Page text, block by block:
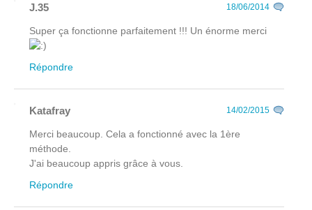
J.35 18/06/2014
Super ça fonctionne parfaitement !!! Un énorme merci
Répondre
Katafray 14/02/2015
Merci beaucoup. Cela a fonctionné avec la 1ère
méthode.
J'ai beaucoup appris grâce à vous.
Répondre